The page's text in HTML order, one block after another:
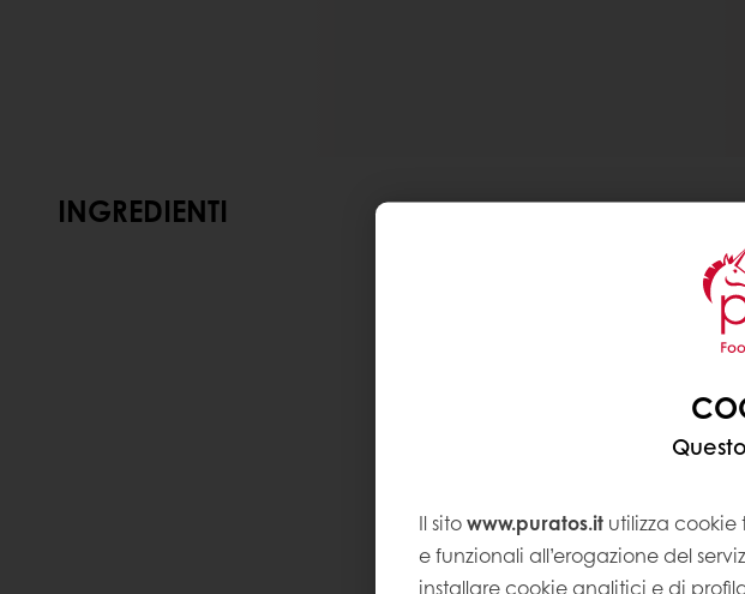
INGREDIENTI
Il sitowww.puratos.itutilizza cookie
e funzionali all’erogazione del
installare cookie analitici e di